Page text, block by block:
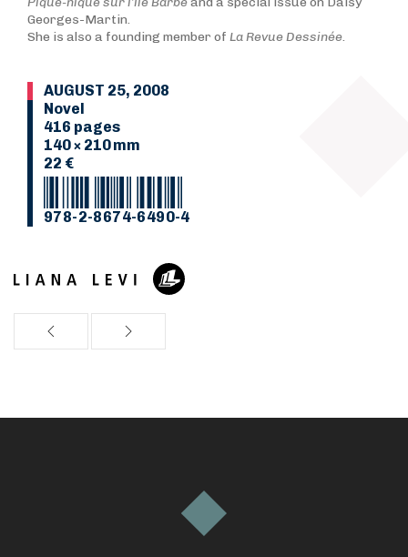
Georges-Martin.
She is also a founding member of La Revue Dessinée.
AUGUST 25, 2008
Novel
416 pages
140 × 210 mm
22 €
978-2-8674-6490-4